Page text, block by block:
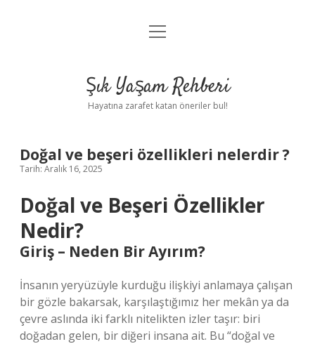
Anasayfa
Yasal Uyarı
menüyü
Şık Yaşam Rehberi
Hayatına zarafet katan öneriler bul!
Doğal ve beşeri özellikleri nelerdir ?
Tarih: Aralık 16, 2025
Doğal ve Beşeri Özellikler
Nedir?
Giriş – Neden Bir Ayırım?
İnsanın yeryüzüyle kurduğu ilişkiyi anlamaya çalışan
bir gözle bakarsak, karşılaştığımız her mekân ya da
çevre aslında iki farklı nitelikten izler taşır: biri
doğadan gelen, bir diğeri insana ait. Bu “doğal ve